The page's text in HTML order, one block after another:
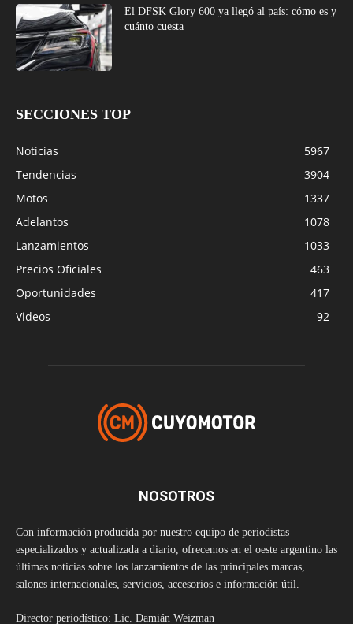
El DFSK Glory 600 ya llegó al país: cómo es y
cuánto cuesta
SECCIONES TOP
Noticias
5967
Tendencias
3904
Motos
1337
Adelantos
1078
Lanzamientos
1033
Precios Oficiales
463
Oportunidades
417
Videos
92
NOSOTROS
Con información producida por nuestro equipo de periodistas
especializados y actualizada a diario, ofrecemos en el oeste argentino las
últimas noticias sobre los lanzamientos de las principales marcas,
salones internacionales, servicios, accesorios e información útil.
Director periodístico: Lic. Damián Weizman